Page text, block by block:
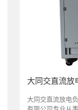
大同交直流放
大同交直流放电